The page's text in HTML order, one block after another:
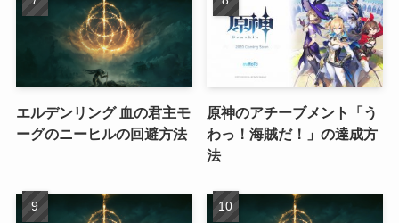
エルデンリング 血の君主モ
ーグのニーヒルの回避方法
原神のアチーブメント「う
わっ！海賊だ！」の達成方
法